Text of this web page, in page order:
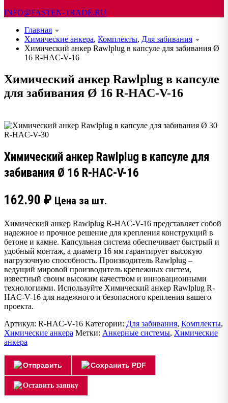
INFO@FASTEN-TRADE.RU
Главная
Химические анкера, Комплекты, Для забивания
Химический анкер Rawlplug в капсуле для забивания Ø
16 R-HAC-V-16
Химический анкер Rawlplug в капсуле
для забивания Ø 16 R-HAC-V-16
Химический анкер Rawlplug в капсуле для
забивания Ø 16 R-HAC-V-16
162.90 ₽ Цена за шт.
Химический анкер Rawlplug R-HAC-V-16 представляет собой
надежное и прочное решение для крепления конструкций в
бетоне и камне. Капсульная система обеспечивает быстрый и
удобный монтаж, а диаметр 16 мм гарантирует высокую
нагрузочную способность. Производитель Rawlplug –
ведущий мировой производитель крепежных систем,
известный своим высоким качеством и инновационными
технологиями. Используйте Химический анкер Rawlplug R-
HAC-V-16 для надежного и безопасного крепления вашего
проекта.
Артикул: R-HAC-V-16 Категории: Для забивания, Комплекты,
Химические анкера Метки: Анкерные системы, Химические
анкера
Отправить Сохранить PDF
Оставить заявку